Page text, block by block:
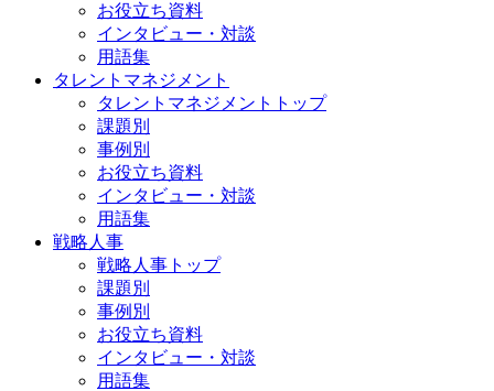
お役立ち資料
インタビュー・対談
用語集
タレントマネジメント
タレントマネジメントトップ
課題別
事例別
お役立ち資料
インタビュー・対談
用語集
戦略人事
戦略人事トップ
課題別
事例別
お役立ち資料
インタビュー・対談
用語集